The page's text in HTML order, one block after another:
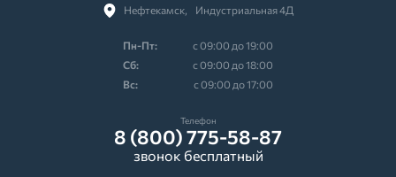
Нефтекамск,⠀Индустриальная 4Д
Пн-Пт:
с 09:00 до 19:00
Cб:
с 09:00 до 18:00
Вс:
с 09:00 до 17:00
Телефон
8 (800) 775-58-87
звонок бесплатный